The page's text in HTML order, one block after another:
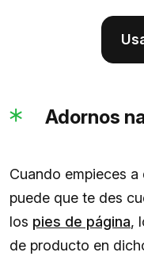
Adornos
Cuando empieces
puede que te des
los pies de página,
de producto en